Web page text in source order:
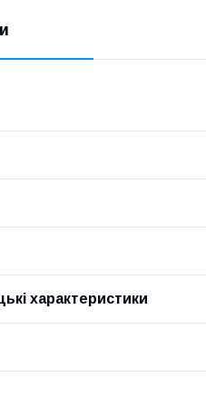
характеристики